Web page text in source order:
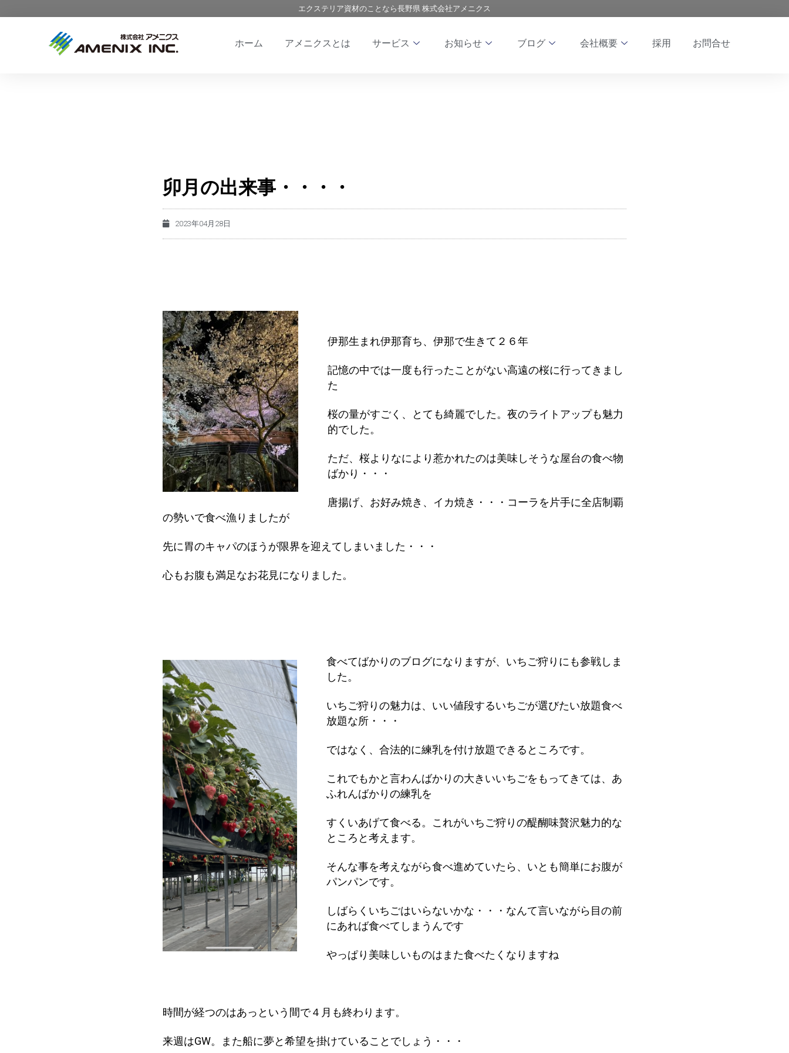
エクステリア資材のことなら長野県 株式会社アメニクス
ホーム アメニクスとは サービス お知らせ ブログ 会社概要 採用 お問合せ
卯月の出来事・・・・
2023年04月28日
伊那生まれ伊那育ち、伊那で生きて２６年
記憶の中では一度も行ったことがない高遠の桜に行ってきまし
た
桜の量がすごく、とても綺麗でした。夜のライトアップも魅力
的でした。
ただ、桜よりなにより惹かれたのは美味しそうな屋台の食べ物
ばかり・・・
唐揚げ、お好み焼き、イカ焼き・・・コーラを片手に全店制覇
の勢いで食べ漁りましたが
先に胃のキャパのほうが限界を迎えてしまいました・・・
心もお腹も満足なお花見になりました。
食べてばかりのブログになりますが、いちご狩りにも参戦しま
した。
いちご狩りの魅力は、いい値段するいちごが選びたい放題食べ
放題な所・・・
ではなく、合法的に練乳を付け放題できるところです。
これでもかと言わんばかりの大きいいちごをもってきては、あ
ふれんばかりの練乳を
すくいあげて食べる。これがいちご狩りの醍醐味贅沢魅力的な
ところと考えます。
そんな事を考えながら食べ進めていたら、いとも簡単にお腹が
パンパンです。
しばらくいちごはいらないかな・・・なんて言いながら目の前
にあれば食べてしまうんです
やっぱり美味しいものはまた食べたくなりますね
時間が経つのはあっという間で４月も終わります。
来週はGW。また船に夢と希望を掛けていることでしょう・・・